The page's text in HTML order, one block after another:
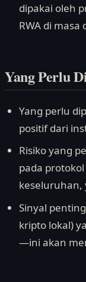
dipakai oleh
RWA di masa
Yang Perlu
Yang perlu
positif dari
Risiko yang
pada
keseluruhan,
Sinyal
kripto lokal)
—ini akan